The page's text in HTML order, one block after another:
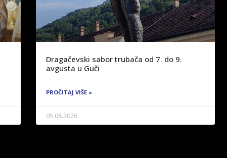
Dragačevski sabor trubača od 7. do 9.
avgusta u Guči
PROČITAJ VIŠE »
05.08.2026.